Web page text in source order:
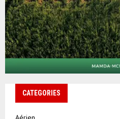
CATEGORIES